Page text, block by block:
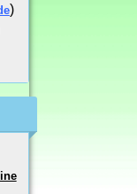
)